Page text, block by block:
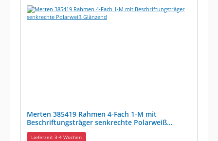
Merten 385419 Rahmen 4-Fach 1-M mit
Beschriftungsträger senkrechte Polarweiß
Glänzend
Lieferzeit 3-4 Wochen